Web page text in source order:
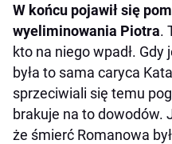
W końcu pojawił się
wyeliminowania Piotra.
kto na niego wpadł.
była to sama caryca
sprzeciwiali się temu
brakuje na to dowodów.
że śmierć Romanowa